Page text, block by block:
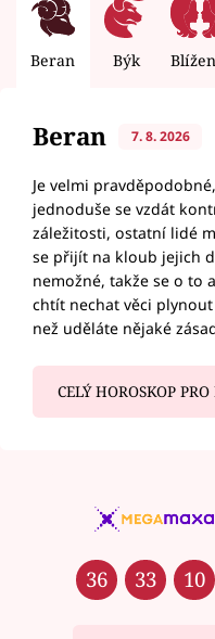
Beran Býk
Beran 7. 8. 2026
Je velmi
jednoduše se vzdát
záležitosti, ostatní lidé
se přijít na kloub jejich
nemožné, takže se o to
chtít nechat věci
než uděláte nějaké
CELÝ HOROSKOP
36 33 10